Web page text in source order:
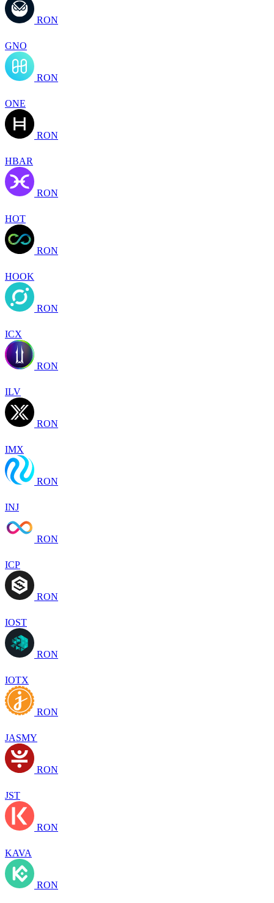
RON
GNO
RON
ONE
RON
HBAR
RON
HOT
RON
HOOK
RON
ICX
RON
ILV
RON
IMX
RON
INJ
RON
ICP
RON
IOST
RON
IOTX
RON
JASMY
RON
JST
RON
KAVA
RON